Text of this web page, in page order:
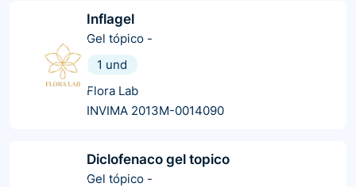
Inflagel
Gel tópico -
1 und
Flora Lab
INVIMA 2013M-0014090
Diclofenaco gel topico
Gel tópico -